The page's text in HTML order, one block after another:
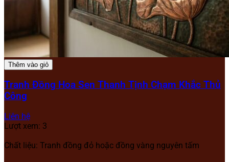
Thêm vào giỏ
Tranh Đồng Hoa Sen Thanh Tịnh Chạm Khắc Thủ
Công
Liên hệ
Lượt xem: 3
Chất liệu: Tranh đồng đỏ hoặc đồng vàng nguyên tấm